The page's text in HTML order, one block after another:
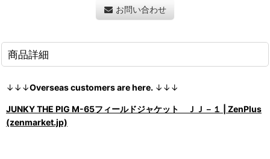
お問い合わせ
商品詳細
↓↓↓Overseas customers are here. ↓↓↓
JUNKY THE PIG M-65フィールドジャケット ＪＪ－１ | ZenPlus
(zenmarket.jp)